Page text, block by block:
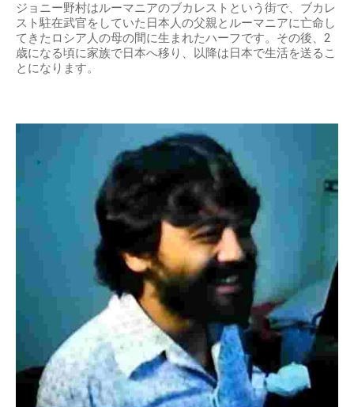
ジョニー野村はルーマニアのブカレストという街で、ブカレ
スト駐在武官をしていた日本人の父親とルーマニアに亡命し
てきたロシア人の母の間に生まれたハーフです。その後、2
歳になる頃に家族で日本へ移り、以降は日本で生活を送るこ
とになります。